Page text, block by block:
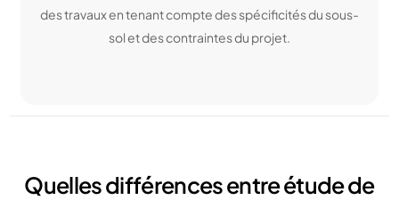
des travaux en tenant compte des spécificités du sous-
sol et des contraintes du projet.
Quelles différences entre étude de